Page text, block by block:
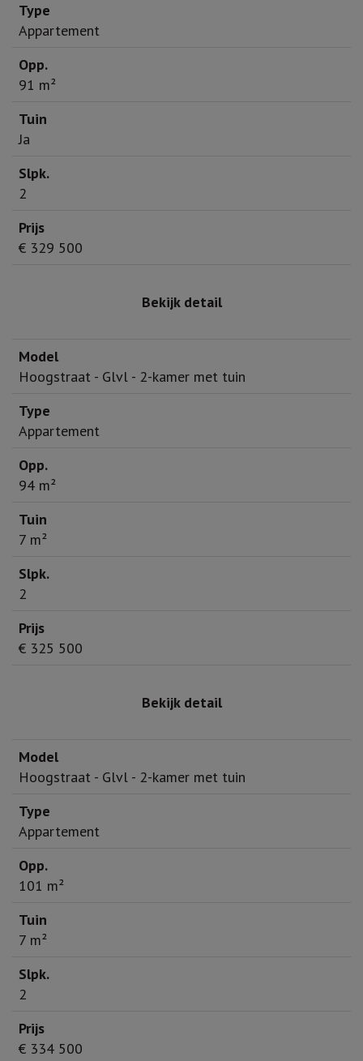
Appartement
91 m²
Ja
2
€ 329 500
Bekijk detail
Hoogstraat - Glvl - 2-kamer met tuin
Appartement
94 m²
7 m²
2
€ 325 500
Bekijk detail
Hoogstraat - Glvl - 2-kamer met tuin
Appartement
101 m²
7 m²
2
€ 334 500